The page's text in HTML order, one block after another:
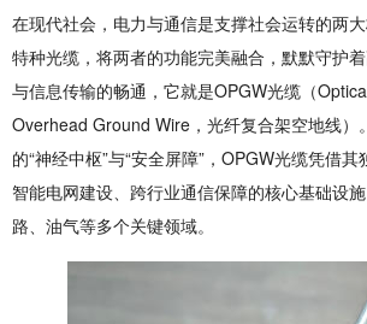
在现代社会，电力与通信是支撑社会运转的两
特种光缆，将两者的功能完美融合，默默守护
与信息传输的畅通，它就是OPGW光缆（
Overhead Ground Wire，光纤复合架空地线）
的“神经中枢”与“安全屏障”，OPGW光缆凭借
智能电网建设、跨行业通信保障的核心基础设
路、油气等多个关键领域。